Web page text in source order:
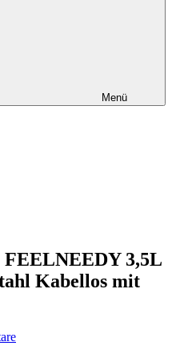
Menü
FEELNEEDY 3,5L
Kabellos mit